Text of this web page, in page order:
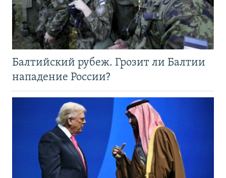
Балтийский рубеж. Грозит ли Балтии
нападение России?